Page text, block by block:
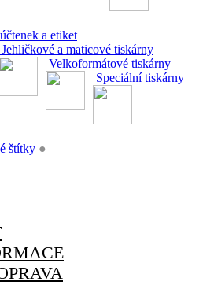
a etiket
Jehličkové a maticové tiskárny
Velkoformátové tiskárny
Speciální tiskárny
štítky ●